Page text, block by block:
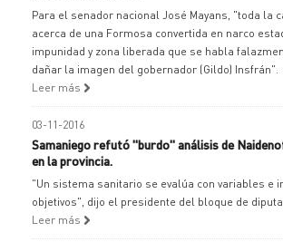
Para el senador nacional José Mayans, "toda la
acerca de una Formosa convertida en narco
impunidad y zona liberada que se habla
dañar la imagen del gobernador (Gildo) Insfrán".
Leer más
03-11-2016
Samaniego refutó "burdo" análisis de
en la provincia.
"Un sistema sanitario se evalúa con variables e
objetivos", dijo el presidente del bloque de
Leer más